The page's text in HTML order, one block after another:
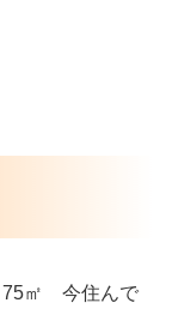
㎡ 今住んで